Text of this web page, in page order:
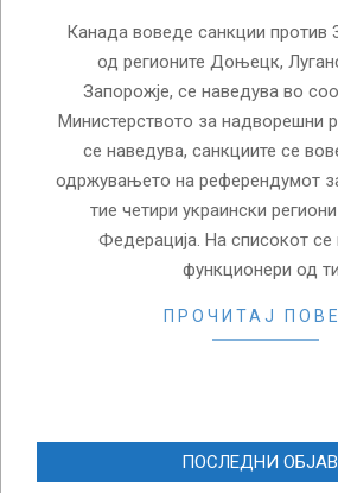
Канада воведе санкции против
од регионите Доњецк,
Запорожје, се наведува во
Министерството за надворешни
се наведува, санкциите се
одржувањето на референдумот
тие четири украински
Федерација. На списокот се
функционери од
ПРОЧИТАЈ
ПОСЛЕДНИ